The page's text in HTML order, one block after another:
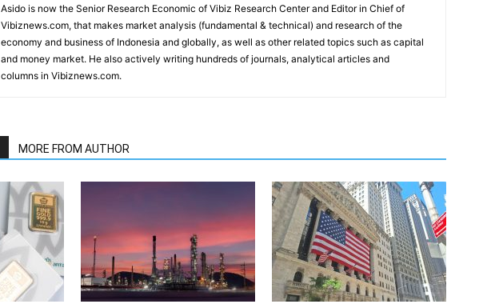
Asido is now the Senior Research Economic of Vibiz Research Center and Editor in Chief of
Vibiznews.com, that makes market analysis (fundamental & technical) and research of the
economy and business of Indonesia and globally, as well as other related topics such as capital
and money market. He also actively writing hundreds of journals, analytical articles and
columns in Vibiznews.com.
MORE FROM AUTHOR